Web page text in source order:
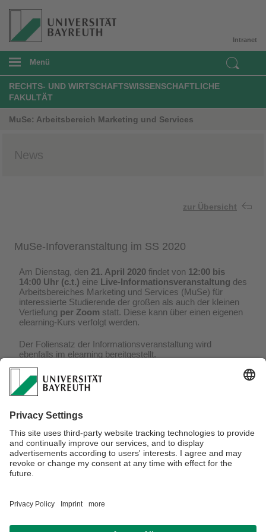
Intranet
Menü
RECHTS- UND WIRTSCHAFTSWISSENSCHAFTLICHE
FAKULTÄT
MuSe: Arbeitsbereich Marketing und Services
News
zur Übersicht
MuSe-Infoveranstaltung im SS 2020
Am Dienstag, den 21. April 2020 findet von 12:00 bis
14:00 Uhr (c.t.) eine Live-Informationsveranstaltung des
Arbeitsbereiches Marketing und Services (MuSe) für
interessierte Studierende der großen als auch der kleinen
Vertiefung per Zoom statt. Diese kann über einen eigenen
elearning-Kurs verfolgt werden.
Der Foliensatz der Informationsveranstaltung wird
ebenfalls im elearning bereitgestellt.
Im Rahmen der Veranstaltung erhalten Sie Informationen
zur Spezialisierung in den Schwerpunkten:
- Marketing
- Dienstleistungsmanagement
Wir würden uns freuen, wenn Sie diese Gelegenheit nutzen
würden, um sich über das Lehrangebot in den oben
genannten Schwerpunkten zu informieren! Weitere